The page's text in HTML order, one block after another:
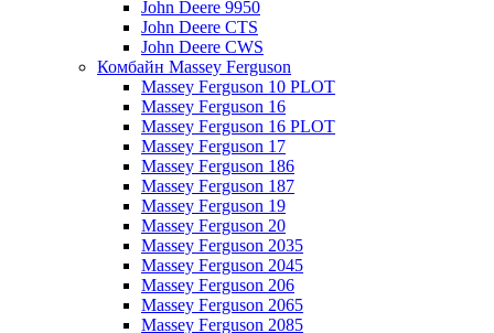
John Deere 9950
John Deere CTS
John Deere CWS
Комбайн Massey Ferguson
Massey Ferguson 10 PLOT
Massey Ferguson 16
Massey Ferguson 16 PLOT
Massey Ferguson 17
Massey Ferguson 186
Massey Ferguson 187
Massey Ferguson 19
Massey Ferguson 20
Massey Ferguson 2035
Massey Ferguson 2045
Massey Ferguson 206
Massey Ferguson 2065
Massey Ferguson 2085